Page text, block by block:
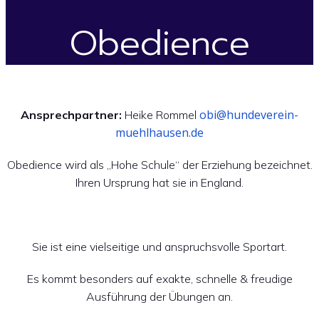
Obedience
Ansprechpartner: Heike Rommel obi@hundeverein-
muehlhausen.de
Obedience wird als „Hohe Schule“ der Erziehung bezeichnet.
Ihren Ursprung hat sie in England.
Sie ist eine vielseitige und anspruchsvolle Sportart.
Es kommt besonders auf exakte, schnelle & freudige
Ausführung der Übungen an.